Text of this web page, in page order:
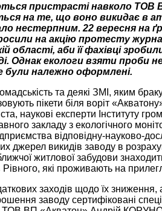
пристрасті навколо ТОВ
на те, що воно викидає в
нестерпним. 22 вересня на
на акцію протесту
області, аби її фахівці
Однак екологи взяти проби не
були належно оформлені.
та деякі ЗМІ, яким
пікети біля воріт
наукові експерти Інституту
закладу з екологічного
відповідну-науково-
джерел викидів заводу в
житлової забудови
які проживають на
заходів щодо їх зниження,
заводу сертифіковані